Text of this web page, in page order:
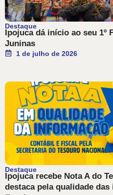
Destaque
Ipojuca dá início ao seu 1º
Juninas
1 de julho de 2026
Destaque
Ipojuca recebe Nota A do
destaca pela qualidade